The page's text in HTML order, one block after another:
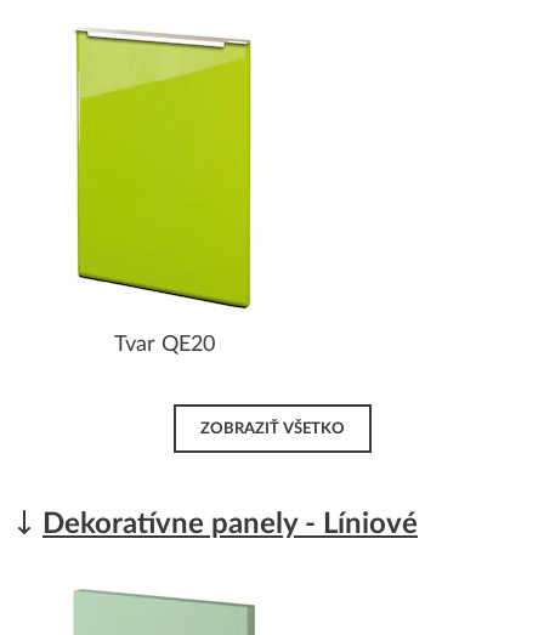
Tvar QE20
ZOBRAZIŤ VŠETKO
Dekoratívne panely - Líniové